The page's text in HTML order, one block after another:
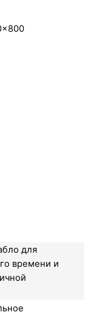
для
времени и